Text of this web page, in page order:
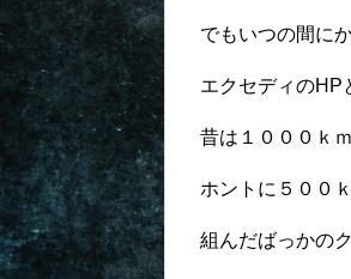
でもいつの間に
エクセディのHP
昔は１０００ｋ
ホントに５００
組んだばっかの